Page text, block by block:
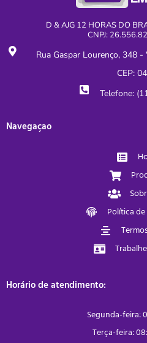
D & AJG 12 HORAS DO
CNPJ:
Rua Gaspar Lourenço, 348
CEP:
Telefone:
Navegaçao
Política
Horário de atendimento:
Segunda-feira:
Terça-feira: